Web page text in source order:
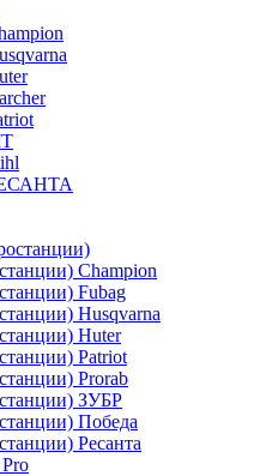
Champion
Fubag
Husqvarna
Huter
Patriot
Prorab
ЗУБР
Победа
Ресанта